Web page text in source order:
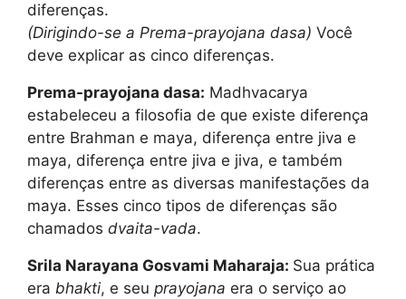
diferenças.
(Dirigindo-se a Prema-prayojana dasa) Você
deve explicar as cinco diferenças.
Prema-prayojana dasa: Madhvacarya
estabeleceu a filosofia de que existe diferença
entre Brahman e maya, diferença entre jiva e
maya, diferença entre jiva e jiva, e também
diferenças entre as diversas manifestações da
maya. Esses cinco tipos de diferenças são
chamados dvaita-vada.
Srila Narayana Gosvami Maharaja: Sua prática
era bhakti, e seu prayojana era o serviço ao